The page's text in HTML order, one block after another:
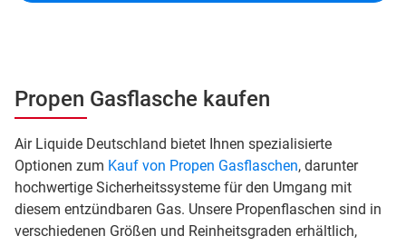
Propen Gasflasche kaufen
Air Liquide Deutschland bietet Ihnen spezialisierte
Optionen zum Kauf von Propen Gasflaschen, darunter
hochwertige Sicherheitssysteme für den Umgang mit
diesem entzündbaren Gas. Unsere Propenflaschen sind in
verschiedenen Größen und Reinheitsgraden erhältlich,